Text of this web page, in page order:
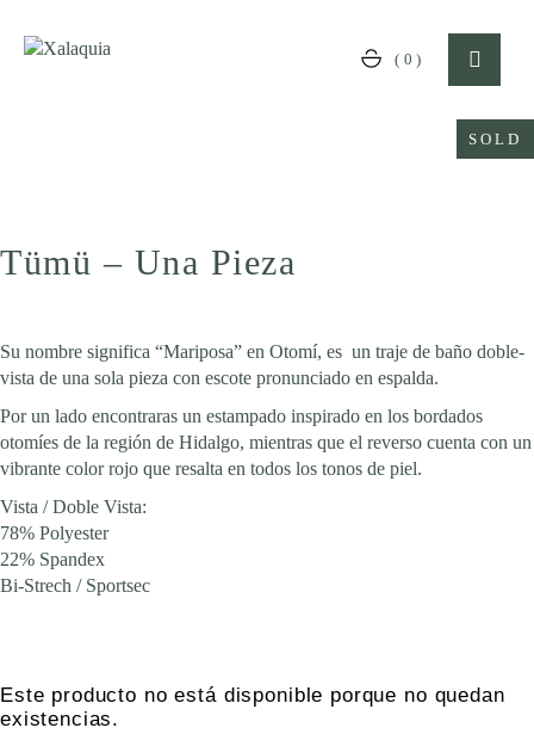
(0)
SOLD
Tümü – Una Pieza
Su nombre significa “Mariposa” en Otomí, es un traje de baño doble-
vista de una sola pieza con escote pronunciado en espalda.
Por un lado encontraras un estampado inspirado en los bordados
otomíes de la región de Hidalgo, mientras que el reverso cuenta con un
vibrante color rojo que resalta en todos los tonos de piel.
Vista / Doble Vista:
78% Polyester
22% Spandex
Bi-Strech / Sportsec
Este producto no está disponible porque no quedan
existencias.